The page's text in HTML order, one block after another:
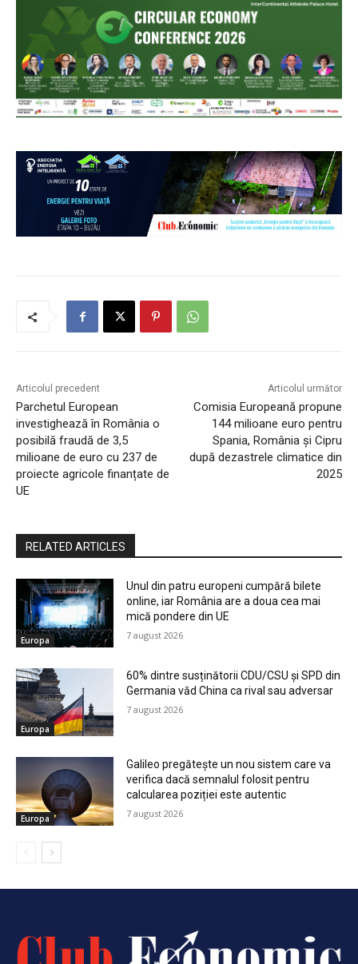
Articolul precedent
Parchetul European
investighează în România o
posibilă fraudă de 3,5
milioane de euro cu 237 de
proiecte agricole finanțate de
UE
Articolul următor
Comisia Europeană propune
144 milioane euro pentru
Spania, România și Cipru
după dezastrele climatice din
2025
RELATED ARTICLES
Europa
Unul din patru europeni cumpără bilete
online, iar România are a doua cea mai
mică pondere din UE
7 august 2026
Europa
60% dintre susținătorii CDU/CSU și SPD din
Germania văd China ca rival sau adversar
7 august 2026
Europa
Galileo pregătește un nou sistem care va
verifica dacă semnalul folosit pentru
calcularea poziției este autentic
7 august 2026